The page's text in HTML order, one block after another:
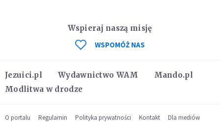
Jezuici.pl Wydawnictwo WAM
Mando.pl
Modlitwa w drodze
Wspieraj naszą misję
WSPOMÓŻ NAS
O portalu Regulamin Polityka prywatności Kontakt
Dla mediów